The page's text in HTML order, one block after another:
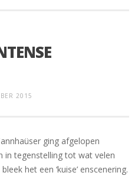
2015
ging afgelopen
in tegenstelling tot wat velen
het een ‘kuise’ enscenering.